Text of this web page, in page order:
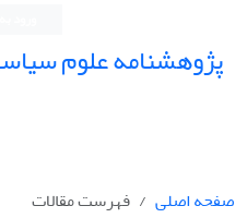
پژوهشنامه علوم
صفحه اصلی
فهرست مقالات